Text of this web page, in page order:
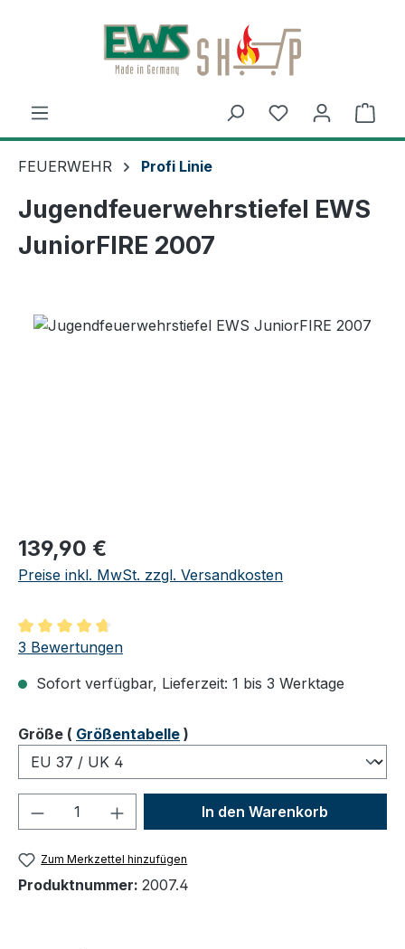
Zum Hauptinhalt springen
FEUERWEHR Profi Linie
Jugendfeuerwehrstiefel EWS
JuniorFIRE 2007
Regulärer Preis:
139,90 €
Preise inkl. MwSt. zzgl. Versandkosten
Durchschnittliche Bewertung von 4.67 von 5 Sternen
3 Bewertungen
Sofort verfügbar, Lieferzeit: 1 bis 3 Werktage
Größeauswählen
( Größentabelle )
Produkt Anzahl: Gib denIn den Warenkorb
Zum Merkzettel hinzufügen
Produktnummer: 2007.4